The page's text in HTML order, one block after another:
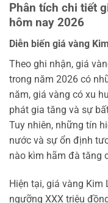
Phân tích chi tiết
hôm nay 2026
Diễn biến giá vàng
Theo ghi nhận, giá
trong năm 2026 có
năm, giá vàng có xu
phát gia tăng và sự
Tuy nhiên, những tín
nước và sự ổn định
nào kìm hãm đà tăng
Hiện tại, giá vàng
ngưỡng XXX triệu